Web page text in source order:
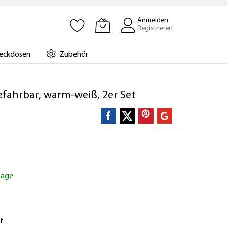
Anmelden
Registrieren
Zubehör
warm-weiß, 2er Set